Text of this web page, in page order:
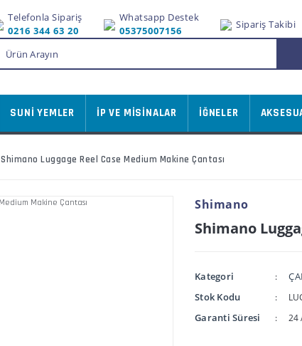
Telefonla Sipariş
0216 344 63 20
Whatsapp Destek
05375007156
Sipariş Takibi
SUNİ YEMLER İP VE MİSİNALAR İĞNELER
Shimano Luggage Reel Case Medium Makine Çantası
Shimano
Shimano
Kategori
Stok Kodu
Garanti Süresi 24